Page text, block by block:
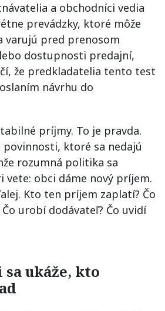
a obchodníci vedia
prevádzky, ktoré môže
varujú pred prenosom
dostupnosti predajní,
že predkladatelia tento test
návrhu do
príjmy. To je pravda.
povinnosti, ktoré sa nedajú
rozumná politika sa
vete: obci dáme nový príjem.
Kto ten príjem zaplatí? Čo
urobí dodávateľ? Čo uvidí
ukáže, kto